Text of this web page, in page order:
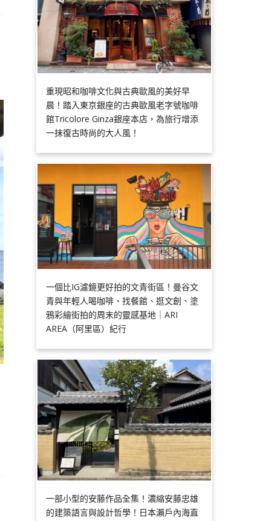
重現昭和咖啡文化與古典歐風的美好早
晨！踏入東京銀座的古典歐風老字號咖啡
館Tricolore Ginza銀座本店，為旅行增添
一抹復古時尚的大人風！
一個比IG濾鏡更好拍的文青街區！曼谷文
青與年輕人喝咖啡、找餐館、逛文創、塗
鴉彩繪街拍的周末的靈感基地｜ARI
AREA（阿里區）紀行
一部小型的安藤作品全集！濃縮安藤忠雄
的建築語言與設計哲學！日本瀨戶內海直